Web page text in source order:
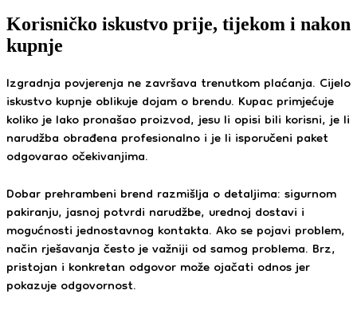
Korisničko iskustvo prije, tijekom i nakon
kupnje
Izgradnja povjerenja ne završava trenutkom plaćanja. Cijelo
iskustvo kupnje oblikuje dojam o brendu. Kupac primjećuje
koliko je lako pronašao proizvod, jesu li opisi bili korisni, je li
narudžba obrađena profesionalno i je li isporučeni paket
odgovarao očekivanjima.
Dobar prehrambeni brend razmišlja o detaljima: sigurnom
pakiranju, jasnoj potvrdi narudžbe, urednoj dostavi i
mogućnosti jednostavnog kontakta. Ako se pojavi problem,
način rješavanja često je važniji od samog problema. Brz,
pristojan i konkretan odgovor može ojačati odnos jer
pokazuje odgovornost.